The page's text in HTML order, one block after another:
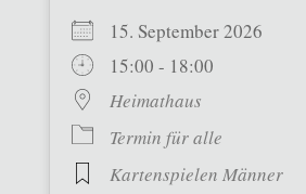
15. September 2026
15:00 - 18:00
Heimathaus
Termin für alle
Kartenspielen Männer